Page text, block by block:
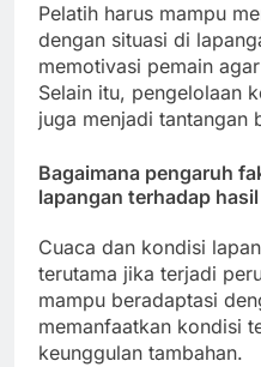
Pelatih harus mampu
dengan situasi di
memotivasi pemain
Selain itu, pengelolaan
juga menjadi tantangan
Bagaimana pengaruh
lapangan terhadap
Cuaca dan kondisi
terutama jika terjadi
mampu beradaptasi
memanfaatkan kondisi
keunggulan tambahan.